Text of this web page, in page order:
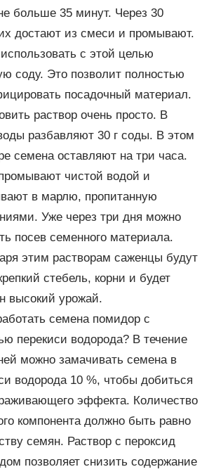
больше 35 минут. Через 30
достают из смеси и промывают.
с этой целью
соду. Это позволит полностью
посадочный материал.
раствор очень просто. В
разбавляют 30 г соды. В этом
семена оставляют на три часа.
чистой водой и
в марлю, пропитанную
Уже через три дня можно
посев семенного материала.
этим растворам саженцы будут
стебель, корни и будет
высокий урожай.
семена помидор с
перекиси водорода? В течение
можно замачивать семена в
водорода 10 %, чтобы добиться
эффекта. Количество
компонента должно быть равно
семян. Раствор с пероксид
позволяет снизить содержание